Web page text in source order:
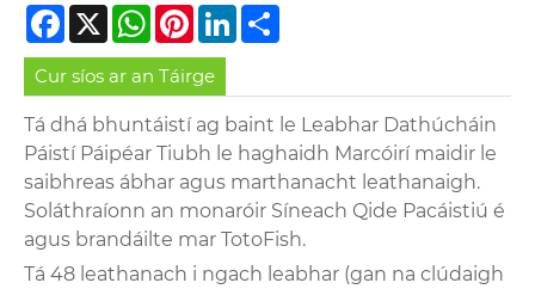
Facebook
X WhatsApp
PinterestLinkedIn
Cur síos ar an Táirge
Tá dhá bhuntáistí ag baint le Leabhar Dathúcháin
Páistí Páipéar Tiubh le haghaidh Marcóirí maidir le
saibhreas ábhar agus marthanacht leathanaigh.
Soláthraíonn an monaróir Síneach Qide Pacáistiú é
agus brandáilte mar TotoFish.
Tá 48 leathanach i ngach leabhar (gan na clúdaigh